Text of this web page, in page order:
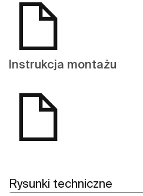
Instrukcja montażu
Rysunki techniczne